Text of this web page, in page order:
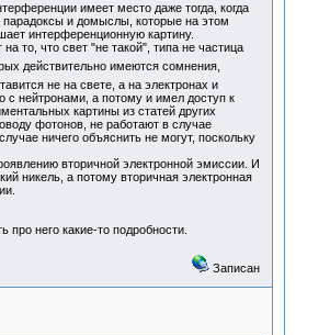
имеет место даже тогда, когда
и домыслы, которые на этом
интерференционную картину.
то, что свет "не такой", типа не частица
действительно имеются сомнения,
не на свете, а на электронах и
с нейтронами, а потому и имел доступ к
картины из статей других
фотонов, не работают в случае
ничего объяснить не могут, поскольку
вторичной электронной эмиссии. И
никель, а потому вторичная электронная
про него какие-то подробности.
Записан